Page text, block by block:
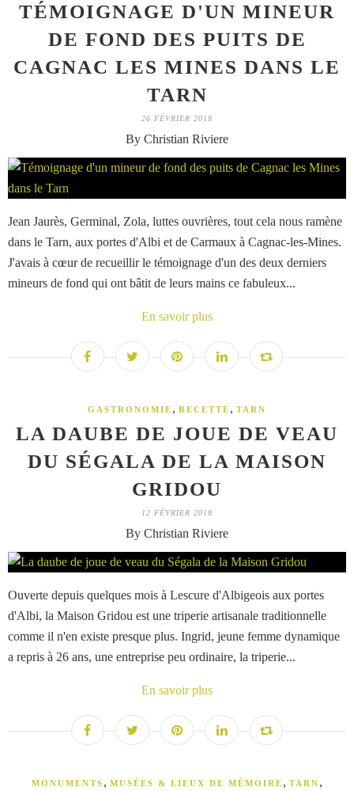
TÉMOIGNAGE D'UN MINEUR
DE FOND DES PUITS DE
CAGNAC LES MINES DANS LE
TARN
26 FÉVRIER 2018
By Christian Riviere
Jean Jaurès, Germinal, Zola, luttes ouvrières, tout cela nous ramène
dans le Tarn, aux portes d'Albi et de Carmaux à Cagnac-les-Mines.
J'avais à cœur de recueillir le témoignage d'un des deux derniers
mineurs de fond qui ont bâtit de leurs mains ce fabuleux...
En savoir plus
GASTRONOMIE , RECETTE , TARN
LA DAUBE DE JOUE DE VEAU
DU SÉGALA DE LA MAISON
GRIDOU
12 FÉVRIER 2018
By Christian Riviere
Ouverte depuis quelques mois à Lescure d'Albigeois aux portes
d'Albi, la Maison Gridou est une triperie artisanale traditionnelle
comme il n'en existe presque plus. Ingrid, jeune femme dynamique
a repris à 26 ans, une entreprise peu ordinaire, la triperie...
En savoir plus
MONUMENTS , MUSÉES & LIEUX DE MÉMOIRE , TARN ,